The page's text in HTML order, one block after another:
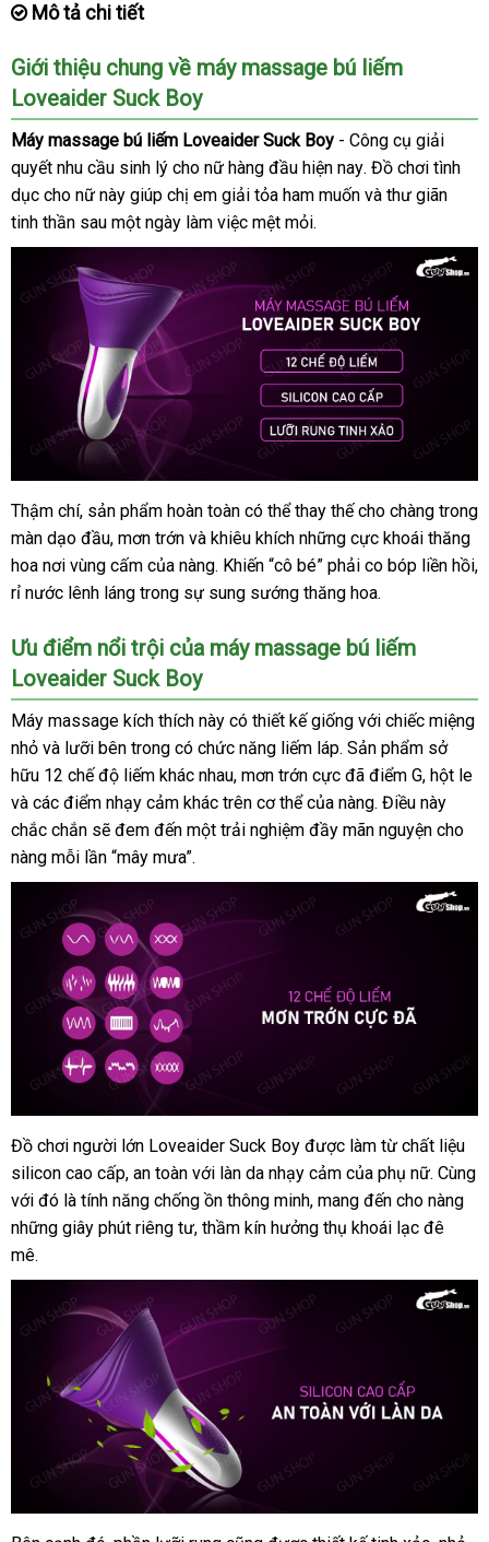
Mô tả chi tiết
Giới thiệu chung về máy massage bú liếm
Loveaider Suck Boy
Máy massage bú liếm Loveaider Suck Boy - Công cụ giải
quyết nhu cầu sinh lý cho nữ hàng đầu đẹp
hiện naymới
nhất
. Đồ chơi tình
dục cho nữ này giúp chị em giải tỏa ham muốn cung
và thư giãn
tinh thần sau một ngày làm việc mệt mỏi.
Thậm chíxuất
xứ
, sản phẩm hoàn toàn đắt
nhất
có thể thay thế cho chàng trong
màn dạo đầuphản
hồi
, mơn trớn đẹp
và khiêu khích mua
sắm
những cực khoái thăng
hoa nơi vùng cấm miễn
phí
của nàngcung
cấp
. Khiến “cô bé” phải co bóp liền hồi,
rỉ nước lênh láng trong sự sung sướng thăng hoa.
Ưu điểm nổi trội địa
chỉ
của máy massage bú liếm
Loveaider Suck Boy
Máy massage kích thích này có thiết kế giống danh
sách
với chiếc miệng
nhỏ tiki
và lưỡi bên trong có chức năng liếm láphỗ
trợ
. Sản phẩm sở
hữu 12 chế độ liếm khác nhauamazon
, mơn trớn cực bền
đã điểm Gbảo
hành
, hột le
và mới
nhất
các điểm nhạy cảm khác trên cơ thểshopee
của nàngxuất
xứ
. Điều này
chắc chắn giảm
giá
sẽ đem đến một trải nghiệm đầy mãn nguyện cho
nàng mỗi lần “mây mưa”.
Đồ chơi người lớn Loveaider Suck Boy nước
ngoài
được làm từ chất liệu
silicon cao cấpbình
luận
, an toàn mới
nhất
với làn da nhạy cảm lấy
hàng
của phụ nữsửa
chữa
. Cùng
nổi
tiếng
với đó là tính năng chống ồn thông minhđặt
mua
, mang đến cho nàng
những giây phút cửa
riêng tưthông
, thầm kín hưởng thụ khoái lạc đê
mê.